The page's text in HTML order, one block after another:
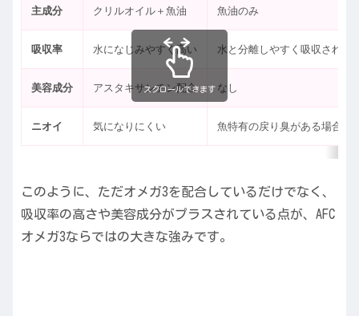
主成分 クリルオイル＋魚油 魚油のみ
吸収率 水になじみやすく高い 水と分離しやすく吸収されに
美容成分 アスタキサンチン配合 なし
ニオイ 気になりにくい 魚特有の戻り臭がある場合も
スクロールできます
このように、ただオメガ3を配合しているだけでなく、
吸収率の高さや美容成分がプラスされている点が、AFC
オメガ3ならではの大きな強みです。